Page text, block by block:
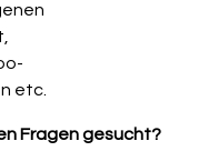
etc.
Fragen gesucht?